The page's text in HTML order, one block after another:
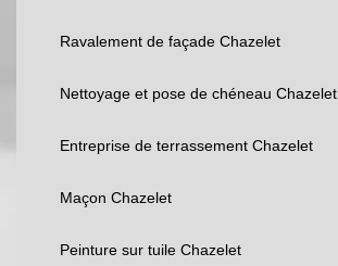
Ravalement de façade Chazelet
Nettoyage et pose de chéneau Chazelet
Entreprise de terrassement Chazelet
Maçon Chazelet
Peinture sur tuile Chazelet